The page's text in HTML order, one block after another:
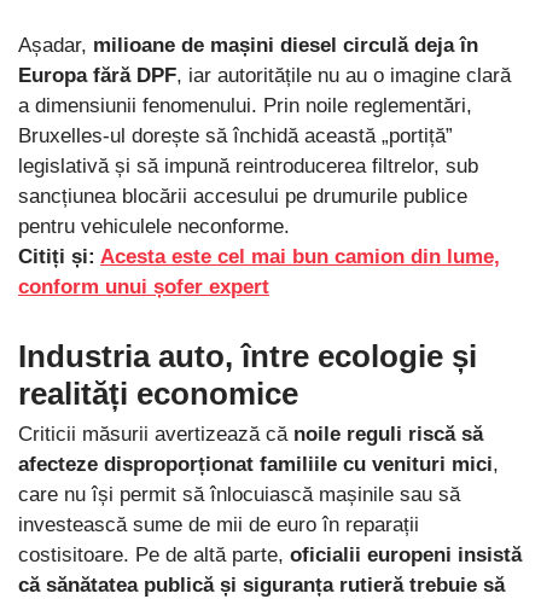
Așadar, milioane de mașini diesel circulă deja în
Europa fără DPF, iar autoritățile nu au o imagine clară
a dimensiunii fenomenului. Prin noile reglementări,
Bruxelles-ul dorește să închidă această „portiță”
legislativă și să impună reintroducerea filtrelor, sub
sancțiunea blocării accesului pe drumurile publice
pentru vehiculele neconforme.
Citiți și: Acesta este cel mai bun camion din lume,
conform unui șofer expert
Industria auto, între ecologie și
realități economice
Criticii măsurii avertizează că noile reguli riscă să
afecteze disproporționat familiile cu venituri mici,
care nu își permit să înlocuiască mașinile sau să
investească sume de mii de euro în reparații
costisitoare. Pe de altă parte, oficialii europeni insistă
că sănătatea publică și siguranța rutieră trebuie să